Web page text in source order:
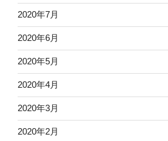
2020年7月
2020年6月
2020年5月
2020年4月
2020年3月
2020年2月